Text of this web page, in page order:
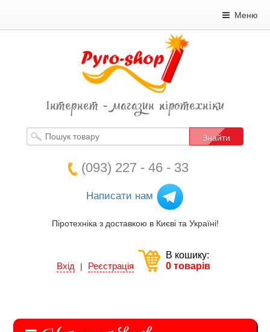
Меню
Інтернет - магазин піротехніки
Знайти
(093) 227 - 46 - 33
Написати нам
Піротехніка з доставкою в Києві та Україні!
Вхід | Реєстрація
В кошику:
0 товарів